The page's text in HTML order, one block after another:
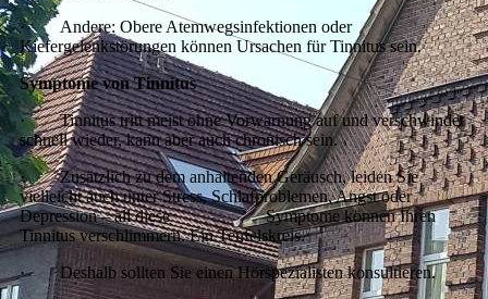
· Andere: Obere Atemwegsinfektionen oder
Kiefergelenkstörungen können Ursachen für Tinnitus sein.
Symptome von Tinnitus
·Tinnitus tritt meist ohne Vorwarnung auf und verschwindet
schnell wieder, kann aber auch chronisch sein.
·Zusätzlich zu dem anhaltenden Geräusch, leiden Sie
vielleicht auch unter Stress, Schlafproblemen, Angst oder
Depression – all diese Symptome können Ihren
Tinnitus verschlimmern. Ein Teufelskreis.
·Deshalb sollten Sie einen Hörspezialisten konsultieren.